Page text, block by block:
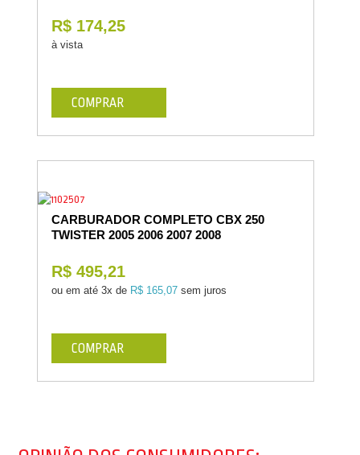
R$ 174,25
à vista
COMPRAR
CARBURADOR COMPLETO CBX 250
TWISTER 2005 2006 2007 2008
R$ 495,21
ou em até 3x de R$ 165,07 sem juros
COMPRAR